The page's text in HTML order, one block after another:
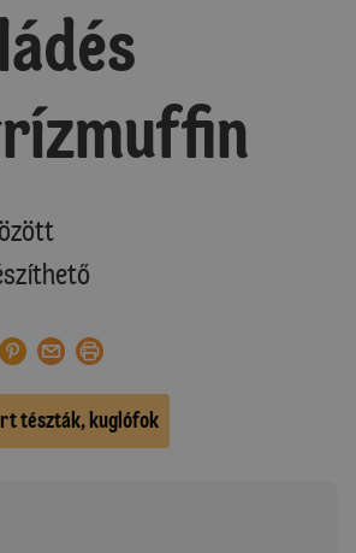
tészták, kuglófok